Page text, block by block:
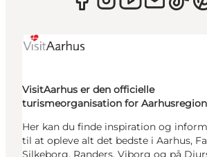
VisitAarhus er den officielle
turismeorganisation for
Her kan du finde inspiration og
til at opleve alt det bedste i Aarhus,
Silkeborg, Randers, Viborg og på